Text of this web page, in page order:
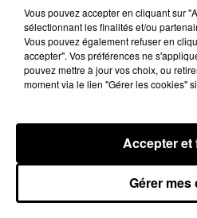
Fil actus
7 août
Moha MMZ dévoile «
single entre
Franglish et Keblack
Russ frappe fort avec
Coulda
Vous pouvez accepter en cliquant sur
sélectionnant les finalités et/ou
Vous pouvez également refuser en
accepter". Vos préférences ne
pouvez mettre à jour vos choix, ou
moment via le lien "Gérer les cookies"
Gérer mes
Accepter et